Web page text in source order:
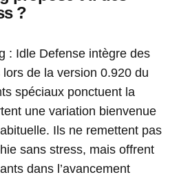
?
: Idle Defense intègre des
de la version 0.920 du
spéciaux ponctuent la
une variation bienvenue
Ils ne remettent pas
sans stress, mais offrent
dans l’avancement